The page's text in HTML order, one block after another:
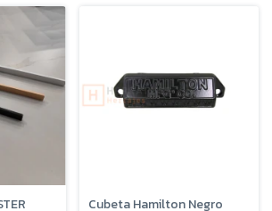
Cubeta Hamilton Negro